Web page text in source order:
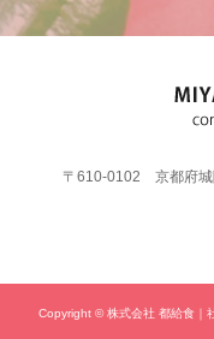
〒610-0102 京都府
Copyright © 株式会社 都給食｜